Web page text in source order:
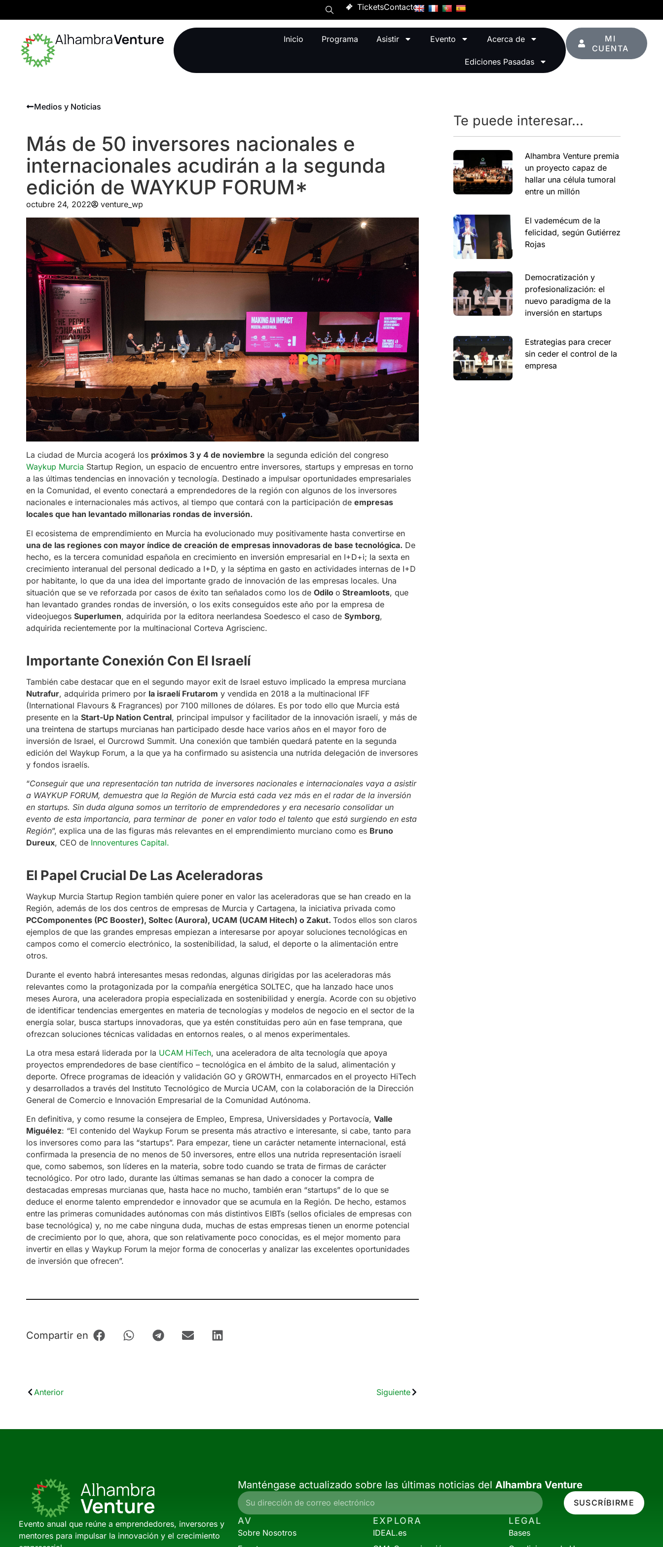
TicketsContacto
Inicio Programa Asistir Evento Acerca de
Ediciones Pasadas
MI
CUENTA
Medios y Noticias
Más de 50 inversores nacionales e
internacionales acudirán a la segunda
edición de WAYKUP FORUM*
octubre 24, 2022 venture_wp
La ciudad de Murcia acogerá los próximos 3 y 4 de noviembre la segunda edición del congreso
Waykup Murcia Startup Region, un espacio de encuentro entre inversores, startups y empresas en torno
a las últimas tendencias en innovación y tecnología. Destinado a impulsar oportunidades empresariales
en la Comunidad, el evento conectará a emprendedores de la región con algunos de los inversores
nacionales e internacionales más activos, al tiempo que contará con la participación de empresas
locales que han levantado millonarias rondas de inversión.
El ecosistema de emprendimiento en Murcia ha evolucionado muy positivamente hasta convertirse en
una de las regiones con mayor índice de creación de empresas innovadoras de base tecnológica. De
hecho, es la tercera comunidad española en crecimiento en inversión empresarial en I+D+i; la sexta en
crecimiento interanual del personal dedicado a I+D, y la séptima en gasto en actividades internas de I+D
por habitante, lo que da una idea del importante grado de innovación de las empresas locales. Una
situación que se ve reforzada por casos de éxito tan señalados como los de Odilo o Streamloots, que
han levantado grandes rondas de inversión, o los exits conseguidos este año por la empresa de
videojuegos Superlumen, adquirida por la editora neerlandesa Soedesco el caso de Symborg,
adquirida recientemente por la multinacional Corteva Agriscienc.
Importante Conexión Con El Israelí
También cabe destacar que en el segundo mayor exit de Israel estuvo implicado la empresa murciana
Nutrafur, adquirida primero por la israelí Frutarom y vendida en 2018 a la multinacional IFF
(International Flavours & Fragrances) por 7100 millones de dólares. Es por todo ello que Murcia está
presente en la Start-Up Nation Central, principal impulsor y facilitador de la innovación israelí, y más de
una treintena de startups murcianas han participado desde hace varios años en el mayor foro de
inversión de Israel, el Ourcrowd Summit. Una conexión que también quedará patente en la segunda
edición del Waykup Forum, a la que ya ha confirmado su asistencia una nutrida delegación de inversores
y fondos israelís.
“Conseguir que una representación tan nutrida de inversores nacionales e internacionales vaya a asistir
a WAYKUP FORUM, demuestra que la Región de Murcia está cada vez más en el radar de la inversión
en startups. Sin duda alguna somos un territorio de emprendedores y era necesario consolidar un
evento de esta importancia, para terminar de poner en valor todo el talento que está surgiendo en esta
Región”, explica una de las figuras más relevantes en el emprendimiento murciano como es Bruno
Dureux, CEO de Innoventures Capital.
El Papel Crucial De Las Aceleradoras
Waykup Murcia Startup Region también quiere poner en valor las aceleradoras que se han creado en la
Región, además de los dos centros de empresas de Murcia y Cartagena, la iniciativa privada como
PCComponentes (PC Booster), Soltec (Aurora), UCAM (UCAM Hitech) o Zakut. Todos ellos son claros
ejemplos de que las grandes empresas empiezan a interesarse por apoyar soluciones tecnológicas en
campos como el comercio electrónico, la sostenibilidad, la salud, el deporte o la alimentación entre
otros.
Durante el evento habrá interesantes mesas redondas, algunas dirigidas por las aceleradoras más
relevantes como la protagonizada por la compañía energética SOLTEC, que ha lanzado hace unos
meses Aurora, una aceleradora propia especializada en sostenibilidad y energía. Acorde con su objetivo
de identificar tendencias emergentes en materia de tecnologías y modelos de negocio en el sector de la
energía solar, busca startups innovadoras, que ya estén constituidas pero aún en fase temprana, que
ofrezcan soluciones técnicas validadas en entornos reales, o al menos experimentales.
La otra mesa estará liderada por la UCAM HiTech, una aceleradora de alta tecnología que apoya
proyectos emprendedores de base científico – tecnológica en el ámbito de la salud, alimentación y
deporte. Ofrece programas de ideación y validación GO y GROWTH, enmarcados en el proyecto HiTech
y desarrollados a través del Instituto Tecnológico de Murcia UCAM, con la colaboración de la Dirección
General de Comercio e Innovación Empresarial de la Comunidad Autónoma.
En definitiva, y como resume la consejera de Empleo, Empresa, Universidades y Portavocía, Valle
Miguélez: “El contenido del Waykup Forum se presenta más atractivo e interesante, si cabe, tanto para
los inversores como para las “startups”. Para empezar, tiene un carácter netamente internacional, está
confirmada la presencia de no menos de 50 inversores, entre ellos una nutrida representación israelí
que, como sabemos, son líderes en la materia, sobre todo cuando se trata de firmas de carácter
tecnológico. Por otro lado, durante las últimas semanas se han dado a conocer la compra de
destacadas empresas murcianas que, hasta hace no mucho, también eran “startups” de lo que se
deduce el enorme talento emprendedor e innovador que se acumula en la Región. De hecho, estamos
entre las primeras comunidades autónomas con más distintivos EIBTs (sellos oficiales de empresas con
base tecnológica) y, no me cabe ninguna duda, muchas de estas empresas tienen un enorme potencial
de crecimiento por lo que, ahora, que son relativamente poco conocidas, es el mejor momento para
invertir en ellas y Waykup Forum la mejor forma de conocerlas y analizar las excelentes oportunidades
de inversión que ofrecen”.
Compartir en
Anterior Siguiente
Te puede interesar...
Alhambra Venture premia
un proyecto capaz de
hallar una célula tumoral
entre un millón
El vademécum de la
felicidad, según Gutiérrez
Rojas
Democratización y
profesionalización: el
nuevo paradigma de la
inversión en startups
Estrategias para crecer
sin ceder el control de la
empresa
Evento anual que reúne a emprendedores, inversores y
mentores para impulsar la innovación y el crecimiento
Manténgase actualizado sobre las últimas noticias del Alhambra Venture
SUSCRÍBIRME
AV
Sobre Nosotros
EXPLORA
IDEAL.es
LEGAL
Bases